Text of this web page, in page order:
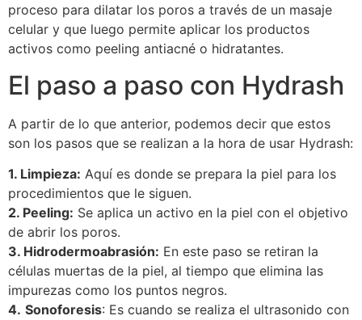
proceso para dilatar los poros a través de un masaje
celular y que luego permite aplicar los productos
activos como peeling antiacné o hidratantes.
El paso a paso con Hydrash
A partir de lo que anterior, podemos decir que estos
son los pasos que se realizan a la hora de usar Hydrash:
1. Limpieza: Aquí es donde se prepara la piel para los
procedimientos que le siguen.
2. Peeling: Se aplica un activo en la piel con el objetivo
de abrir los poros.
3. Hidrodermoabrasión: En este paso se retiran la
células muertas de la piel, al tiempo que elimina las
impurezas como los puntos negros.
4. Sonoforesis: Es cuando se realiza el ultrasonido con